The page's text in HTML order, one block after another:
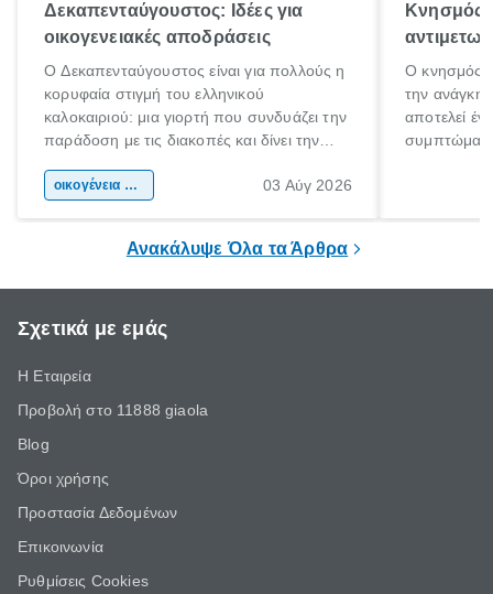
Δεκαπενταύγουστος: Ιδέες για
οικογενειακές αποδράσεις
Ο Δεκαπενταύγουστος είναι για πολλούς η
κορυφαία στιγμή του ελληνικού
καλοκαιριού: μια γιορτή που συνδυάζει την
παράδοση με τις διακοπές και δίνει την
χώρας. Είτε πρόκειται για λίγες μέρες
οικογένεια & παιδί 03 Αύγ 2026
Κνησμός:
Ο κνησμός
την ανάγκη
αποτελεί
Ανακάλυψε Όλα τα Άρθρα
Σχετικά με εμάς
Η Εταιρεία
Προβολή στο 11888 giaola
Blog
Όροι χρήσης
Προστασία Δεδομένων
Επικοινωνία
Ρυθμίσεις Cookies